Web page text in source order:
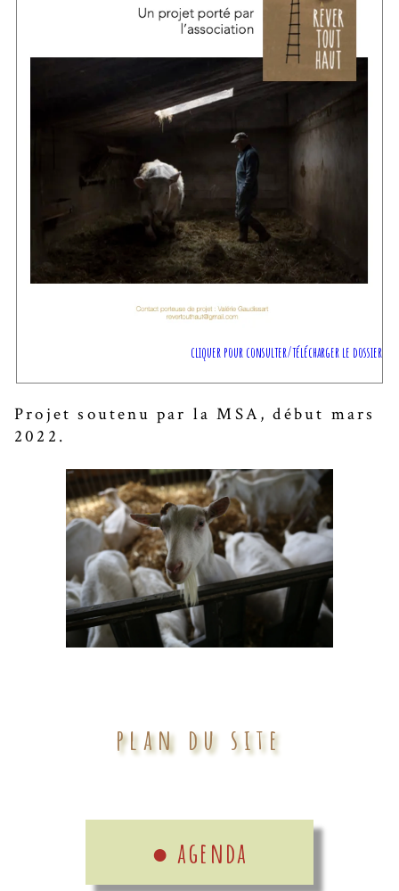
cliquer pour consulter/télécharger le dossier
Projet soutenu par la MSA, début mars
2022.
plan du site
● agenda